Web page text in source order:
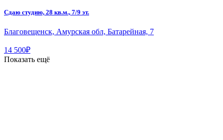
Сдаю студию, 28 кв.м., 7/9 эт.
Благовещенск, Амурская обл, Батарейная, 7
14 500₽
Показать ещё